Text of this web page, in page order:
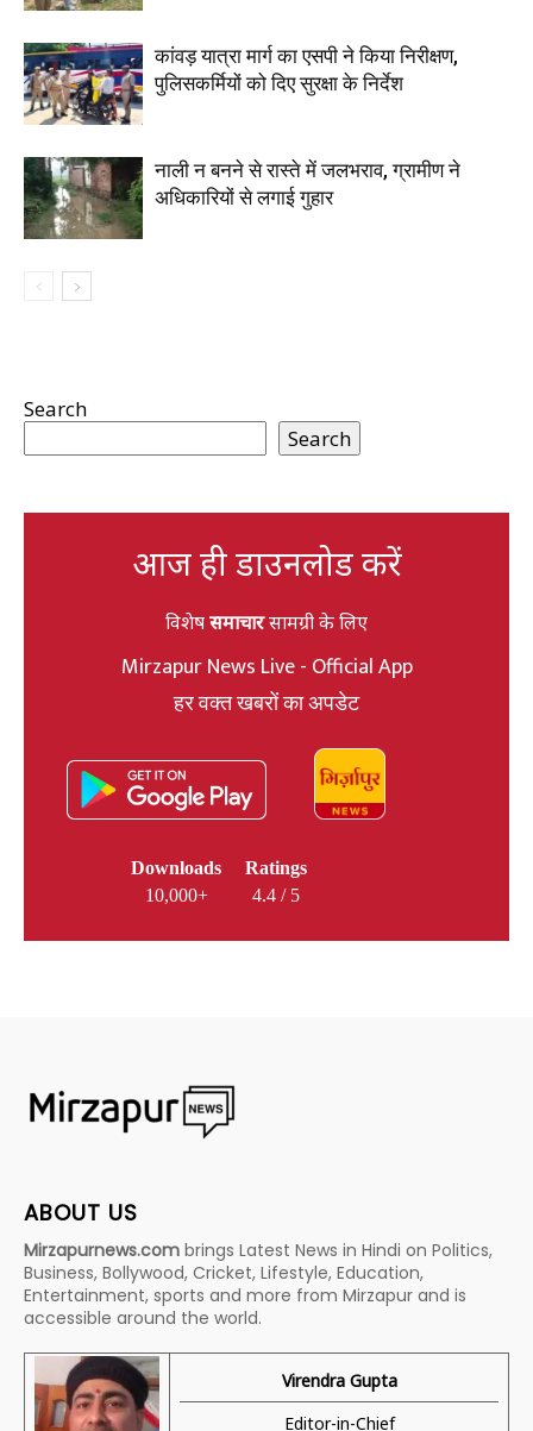
कांवड़ यात्रा मार्ग का एसपी ने किया निरीक्षण,
पुलिसकर्मियों को दिए सुरक्षा के निर्देश
नाली न बनने से रास्ते में जलभराव, ग्रामीण ने
अधिकारियों से लगाई गुहार
Search
Search
आज ही डाउनलोड करें
विशेषसमाचारसामग्री के लिए
Mirzapur News Live - Official App
हर वक्त खबरों का अपडेट
Downloads
10,000+
Ratings
4.4 / 5
ABOUT US
Mirzapurnews.com brings Latest News in Hindi on Politics,
Business, Bollywood, Cricket, Lifestyle, Education,
Entertainment, sports and more from Mirzapur and is
accessible around the world.
Virendra Gupta
Editor-in-Chief